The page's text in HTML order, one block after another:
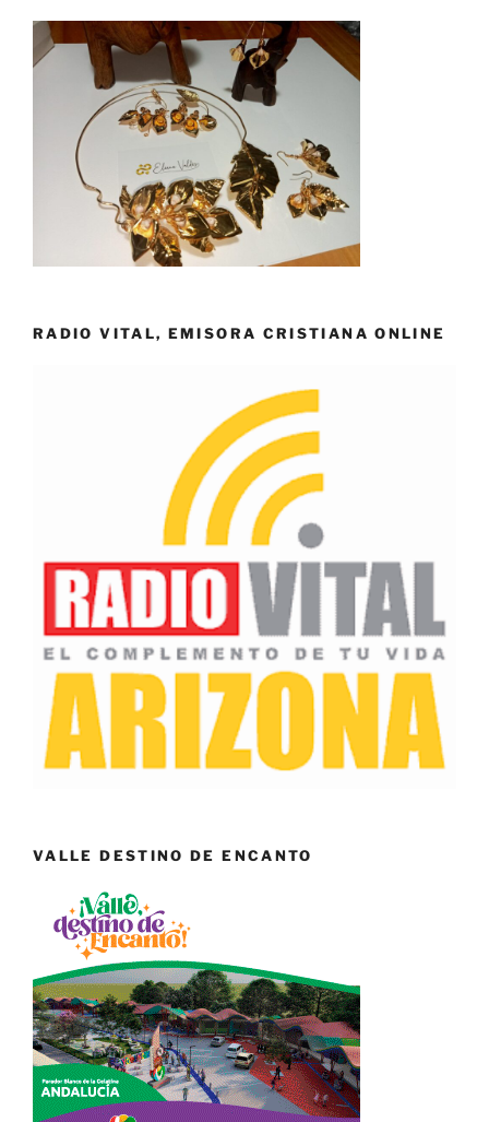
RADIO VITAL, EMISORA CRISTIANA ONLINE
VALLE DESTINO DE ENCANTO